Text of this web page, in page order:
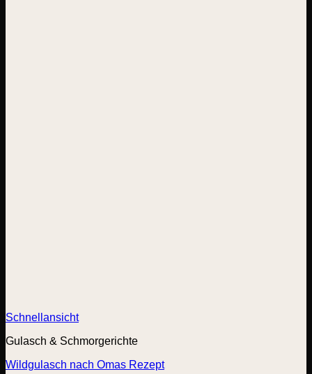
Schnellansicht
Gulasch & Schmorgerichte
Wildgulasch nach Omas Rezept